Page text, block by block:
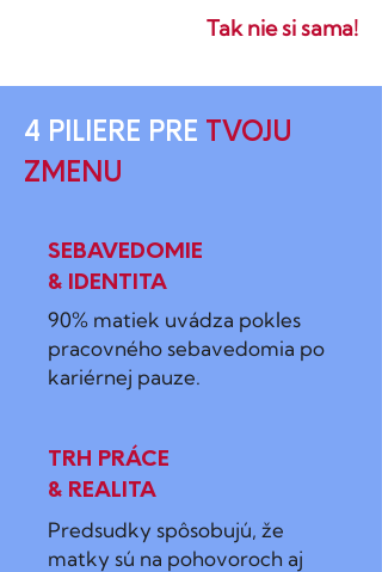
Tak nie si sama!
4 PILIERE PRE TVOJU
ZMENU
SEBAVEDOMIE
& IDENTITA
90% matiek uvádza pokles
pracovného sebavedomia po
kariérnej pauze.
TRH PRÁCE
& REALITA
Predsudky spôsobujú, že
matky sú na pohovoroch aj